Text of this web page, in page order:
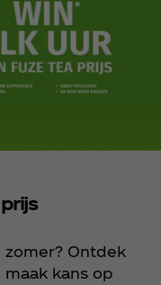
zomer? Ontdek
maak kans op